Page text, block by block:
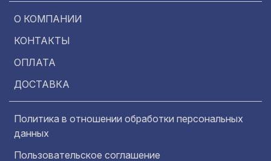
О КОМПАНИИ
КОНТАКТЫ
ОПЛАТА
ДОСТАВКА
Политика в отношении обработки персональных
данных
Пользовательское соглашение